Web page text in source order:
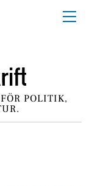
POLITIK,